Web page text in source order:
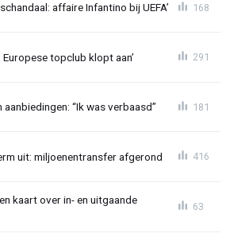
affaire Infantino bij UEFA’ 168
topclub klopt aan’ 291
“Ik was verbaasd” 181
uit: miljoenentransfer afgerond 416
kaart over in- en uitgaande
63